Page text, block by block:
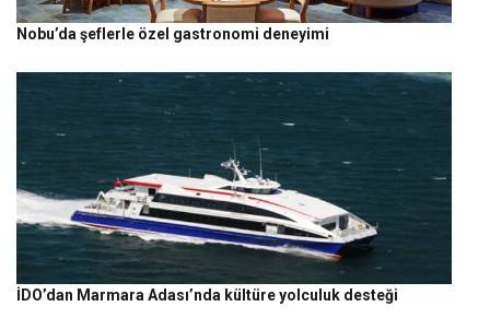
Nobu’da şeflerle özel gastronomi deneyimi
İDO’dan Marmara Adası’nda kültüre yolculuk desteği